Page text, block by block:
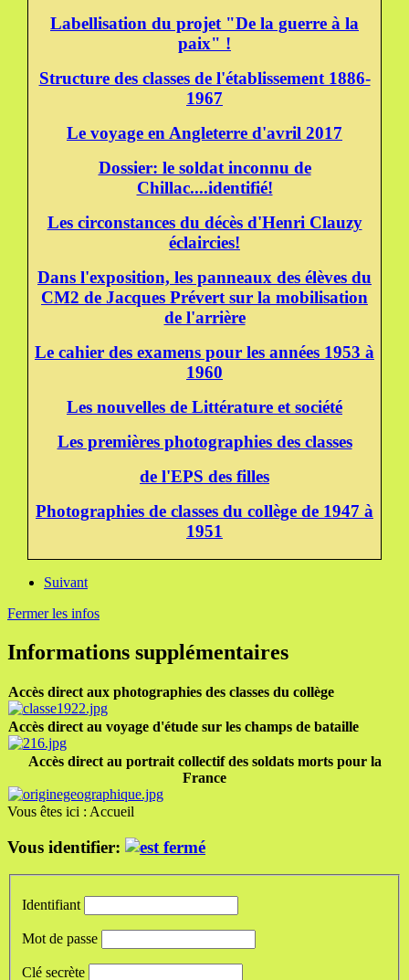
Labellisation du projet "De la guerre à la
paix" !
Structure des classes de l'établissement 1886-
1967
Le voyage en Angleterre d'avril 2017
Dossier: le soldat inconnu de
Chillac....identifié!
Les circonstances du décès d'Henri Clauzy
éclaircies!
Dans l'exposition, les panneaux des élèves du
CM2 de Jacques Prévert sur la mobilisation
de l'arrière
Le cahier des examens pour les années 1953 à
1960
Les nouvelles de Littérature et société
Les premières photographies des classes
de l'EPS des filles
Photographies de classes du collège de 1947 à
1951
Suivant
Fermer les infos
Informations supplémentaires
Accès direct aux photographies des classes du collège
Accès direct au voyage d'étude sur les champs de bataille
Accès direct au portrait collectif des soldats morts pour la
France
Vous êtes ici : Accueil
Vous identifier:
Identifiant
Mot de passe
Clé secrète